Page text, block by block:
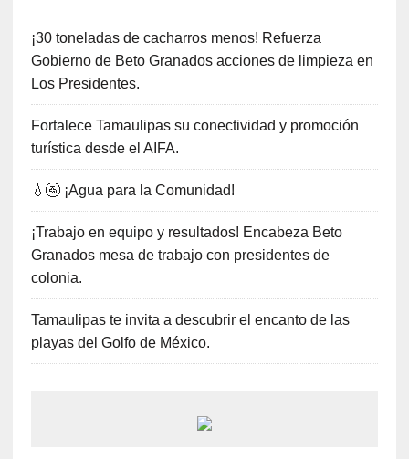
¡30 toneladas de cacharros menos! Refuerza
Gobierno de Beto Granados acciones de limpieza en
Los Presidentes.
Fortalece Tamaulipas su conectividad y promoción
turística desde el AIFA.
💧🚰 ¡Agua para la Comunidad!
¡Trabajo en equipo y resultados! Encabeza Beto
Granados mesa de trabajo con presidentes de
colonia.
Tamaulipas te invita a descubrir el encanto de las
playas del Golfo de México.